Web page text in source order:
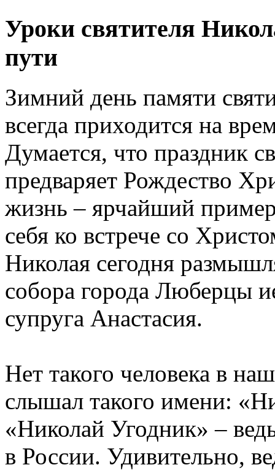
Уроки святителя
пути
Зимний день памяти
всегда приходится на
Думается, что праздник
предваряет Рождество
жизнь – ярчайший пример
себя ко встрече со
Николая сегодня
собора города Люберцы
супруга Анастасия.
Нет такого человека в
слышал такого имени:
«Николай Угодник» –
в России. Удивительно,